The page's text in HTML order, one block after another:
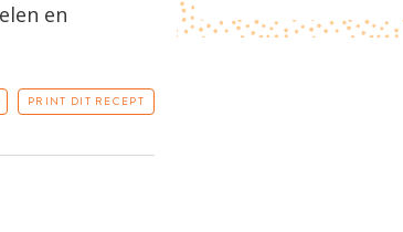
en
PRINT DIT RECEPT